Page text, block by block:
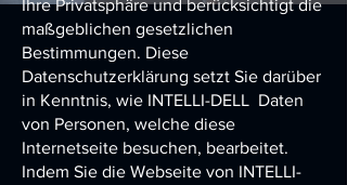
Ihre Privatsphäre und berücksichtigt die
maßgeblichen gesetzlichen
Bestimmungen. Diese
Datenschutzerklärung setzt Sie darüber
in Kenntnis, wie INTELLI-DELL Daten
von Personen, welche diese
Internetseite besuchen, bearbeitet.
Indem Sie die Webseite von INTELLI-